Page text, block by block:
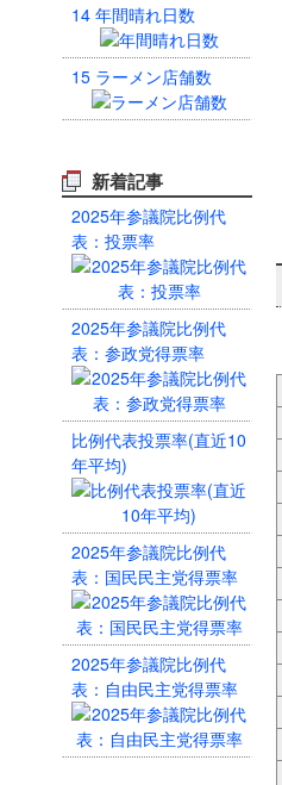
14 年間晴れ日数
15 ラーメン店舗数
新着記事
2025年参議院比例代
表：投票率
2025年参議院比例代
表：参政党得票率
比例代表投票率(直近10
年平均)
2025年参議院比例代
表：国民民主党得票率
2025年参議院比例代
表：自由民主党得票率